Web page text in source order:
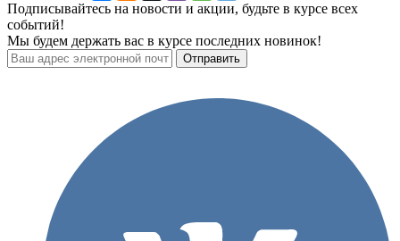
Подписывайтесь на новости и акции, будьте в курсе всех
событий!
Мы будем держать вас в курсе последних новинок!